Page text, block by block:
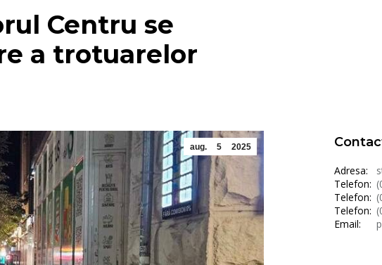
Centru se
a trotuarelor
aug. 5 2025
Adresa:
Telefon:
Telefon:
Telefon:
Email: